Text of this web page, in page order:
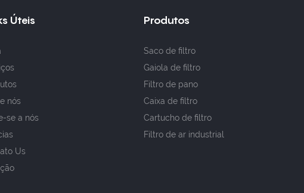
Úteis
nós
se a nós
Us
Produtos
Saco de filtro
Gaiola de filtro
Filtro de pano
Caixa de filtro
Cartucho de filtro
Filtro de ar industrial